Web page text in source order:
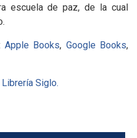
escuela de paz, de la cual
Apple Books, Google Books,
Librería Siglo.